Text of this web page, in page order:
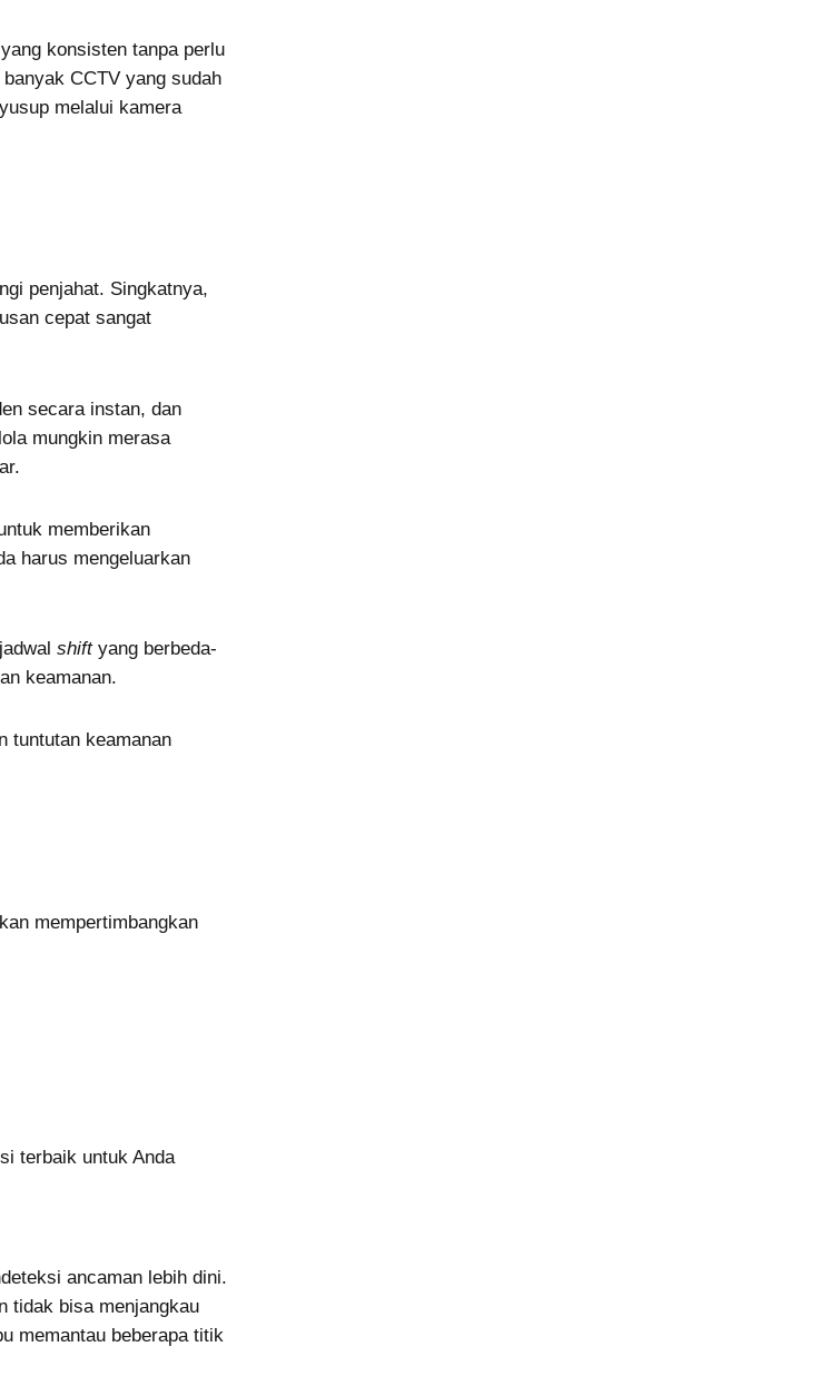
konsisten tanpa perlu
CCTV yang sudah
melalui kamera
penjahat. Singkatnya,
cepat sangat
secara instan, dan
mungkin merasa
memberikan
harus mengeluarkan
shift yang berbeda-
keamanan.
tuntutan keamanan
mempertimbangkan
terbaik untuk Anda
ancaman lebih dini.
tidak bisa menjangkau
memantau beberapa titik